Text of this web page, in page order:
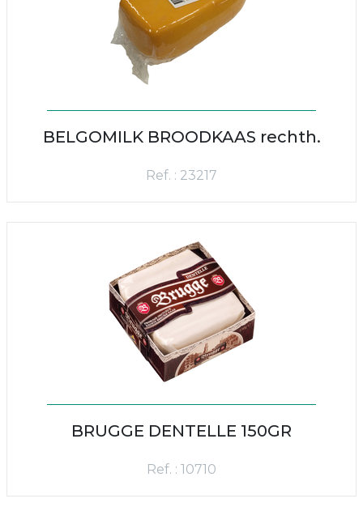
BELGOMILK BROODKAAS rechth.
Ref. : 23217
BRUGGE DENTELLE 150GR
Ref. : 10710